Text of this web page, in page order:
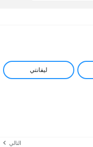
ليفانتي
التالي